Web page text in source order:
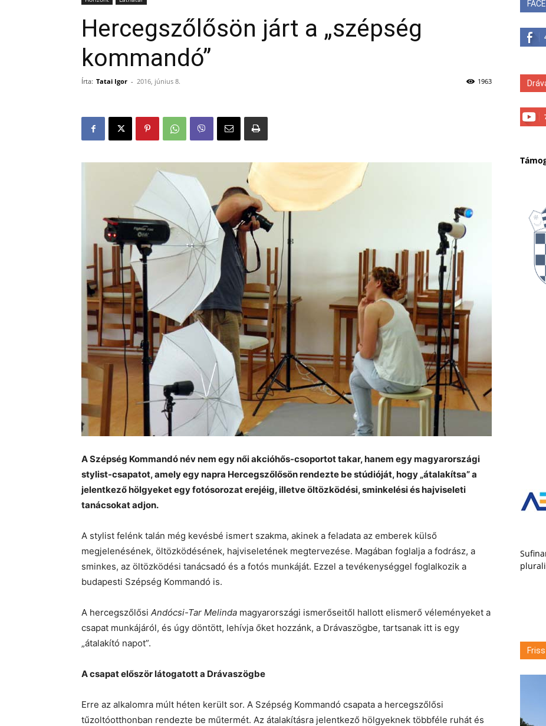
Hercegszőlősön járt a „szépség
kommandó”
Írta: Tatai Igor - 2016, június 8. 1963
A Szépség Kommandó név nem egy női akcióhős-csoportot takar, hanem egy magyarországi
stylist-csapatot, amely egy napra Hercegszőlősön rendezte be stúdióját, hogy „átalakítsa” a
jelentkező hölgyeket egy fotósorozat erejéig, illetve öltözködési, sminkelési és hajviseleti
tanácsokat adjon.
A stylist felénk talán még kevésbé ismert szakma, akinek a feladata az emberek külső
megjelenésének, öltözködésének, hajviseletének megtervezése. Magában foglalja a fodrász, a
sminkes, az öltözködési tanácsadó és a fotós munkáját. Ezzel a tevékenységgel foglalkozik a
budapesti Szépség Kommandó is.
A hercegszőlősi Andócsi-Tar Melinda magyarországi ismerőseitől hallott elismerő véleményeket a
csapat munkájáról, és úgy döntött, lehívja őket hozzánk, a Drávaszögbe, tartsanak itt is egy
„átalakító napot”.
A csapat először látogatott a Drávaszögbe
Erre az alkalomra múlt héten került sor. A Szépség Kommandó csapata a hercegszőlősi
tűzoltóotthonban rendezte be műtermét. Az átalakításra jelentkező hölgyeknek többféle ruhát és